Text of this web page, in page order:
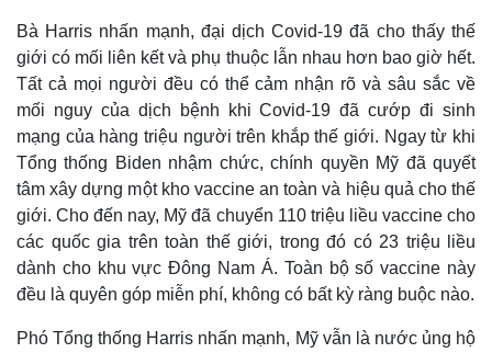
Bà Harris nhấn mạnh, đại dịch Covid-19 đã cho thấy thế
giới có mối liên kết và phụ thuộc lẫn nhau hơn bao giờ hết.
Tất cả mọi người đều có thể cảm nhận rõ và sâu sắc về
mối nguy của dịch bệnh khi Covid-19 đã cướp đi sinh
mạng của hàng triệu người trên khắp thế giới. Ngay từ khi
Tổng thống Biden nhậm chức, chính quyền Mỹ đã quyết
tâm xây dựng một kho vaccine an toàn và hiệu quả cho thế
giới. Cho đến nay, Mỹ đã chuyển 110 triệu liều vaccine cho
các quốc gia trên toàn thế giới, trong đó có 23 triệu liều
dành cho khu vực Đông Nam Á. Toàn bộ số vaccine này
đều là quyên góp miễn phí, không có bất kỳ ràng buộc nào.
Phó Tổng thống Harris nhấn mạnh, Mỹ vẫn là nước ủng hộ